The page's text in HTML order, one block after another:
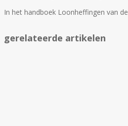
In het handboek Loonheffingen van
gerelateerde artikelen